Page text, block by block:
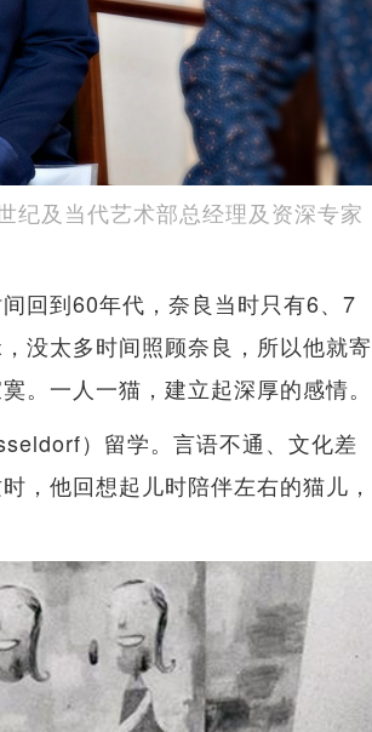
纪及当代艺术部总经理及资深专家
回到60年代，奈良当时只有6、7
没太多时间照顾奈良，所以他就寄
。一人一猫，建立起深厚的感情。
）留学。言语不通、文化差
，他回想起儿时陪伴左右的猫儿，